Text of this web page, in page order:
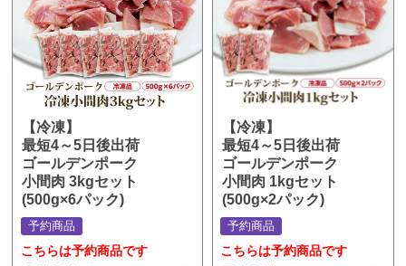
【冷凍】
最短4～5日後出荷
ゴールデンポーク
小間肉 3kgセット
(500g×6パック)
予約商品
こちらは予約商品です
【冷凍】
最短4～5日後出荷
ゴールデンポーク
小間肉 1kgセット
(500g×2パック)
予約商品
こちらは予約商品です